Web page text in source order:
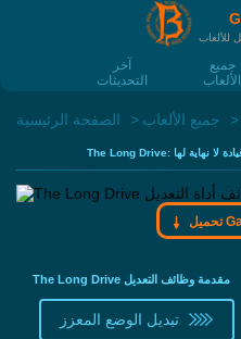
آخر
التحديثات
جميع
الألعاب
الصفحة الرئيسية جميع الألعاب
The Long Drive مقدمة وظائف التعديل
تبديل الوضع المعزز